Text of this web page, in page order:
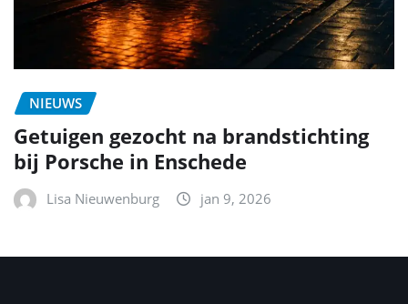
NIEUWS
Getuigen gezocht na brandstichting
bij Porsche in Enschede
Lisa Nieuwenburg jan 9, 2026